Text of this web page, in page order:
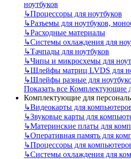
ноутбуков
↳Процессоры для ноутбуков
↳Разъемы для ноутбуков,
↳Расходные материалы
↳Системы охлаждения для
↳Тачпады для ноутбуков
↳Чипы и микросхемы для
↳Шлейфы матриц LVDS для
↳Шлейфы разные для
Показать все Комплектующие
Комплектующие для
↳Видеокарты для
↳Звуковые карты для
↳Материнские платы для
↳Оперативная память для
↳Процессоры для
↳Системы охлаждения для